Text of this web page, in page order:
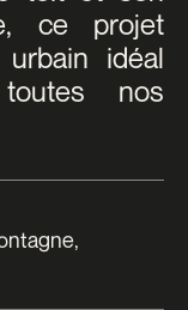
ce projet
idéal
nos